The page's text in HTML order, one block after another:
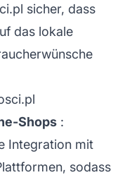
sicher, dass
das lokale
Shops :
Integration mit
sodass